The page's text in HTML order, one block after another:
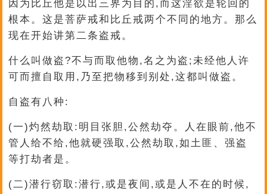
因为比丘他是以出三界为目的,而这淫欲是轮回的
根本。这是菩萨戒和比丘戒两个不同的地方。那么
现在开始讲第二条盗戒。
什么叫做盗?不与而取他物,名之为盗;未经他人许
可而擅自取用,乃至把物移到别处,这都叫做盗。
自盗有八种:
(一)灼然劫取:明目张胆,公然劫夺。人在眼前,他不
管人给不给,他就硬强取,公然劫取,如土匪、强盗
等打劫者是。
(二)潜行窃取:潜行,或是夜间,或是人不在的时候,